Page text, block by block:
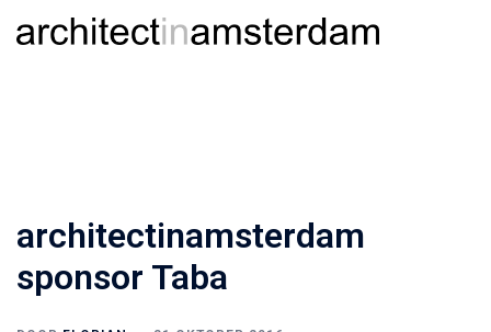
naar
architectinamsterdam
sponsor Taba